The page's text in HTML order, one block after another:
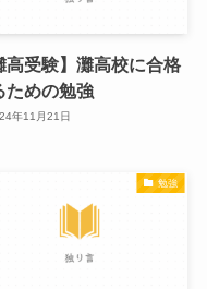
高受験】灘高校に合格
ための勉強
年11月21日
勉強